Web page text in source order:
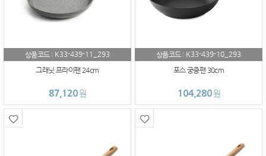
상품코드 : K33-439-11_293
그래닛 프라이팬 24cm
87,120원
상품코드 : K33-439-10_293
포스 궁중팬 30cm
104,280원